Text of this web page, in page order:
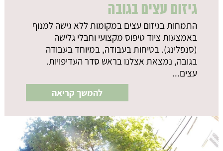
גיזום עצים בגובה
התמחות בגיזום עצים במקומות ללא גישה למנוף
באמצעות ציוד טיפוס מקצועי וחבלי גלישה
(סנפלינג). בטיחות בעבודה, במיוחד בעבודה
בגובה, נמצאת אצלנו בראש סדר העדיפויות.
עצים...
להמשך קריאה